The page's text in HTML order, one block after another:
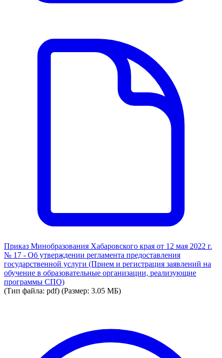
Приказ Минобразования Хабаровского края от 12 мая 2022 г.
№ 17 - Об утверждении регламента предоставления
государственной услуги (Прием и регистрация заявлений на
обучение в образовательные организации, реализующие
программы СПО)
(Тип файла: pdf) (Размер: 3.05 МБ)